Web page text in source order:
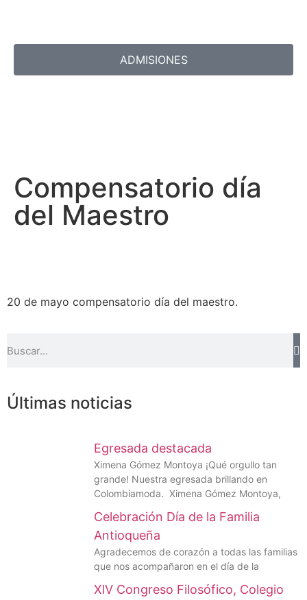
ADMISIONES
Compensatorio día
del Maestro
20 de mayo compensatorio día del maestro.
Últimas noticias
Egresada destacada
Ximena Gómez Montoya ¡Qué orgullo tan
grande! Nuestra egresada brillando en
Colombiamoda. Ximena Gómez Montoya,
Celebración Día de la Familia
Antioqueña
Agradecemos de corazón a todas las familias
que nos acompañaron en el día de la
XlV Congreso Filosófico, Colegio